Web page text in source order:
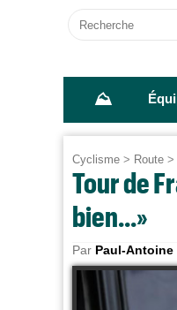
Recherche
⛰
Cyclisme > Route >
Tour de
bien...»
Par Paul-Antoine